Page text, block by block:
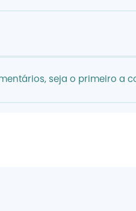
seja o primeiro a